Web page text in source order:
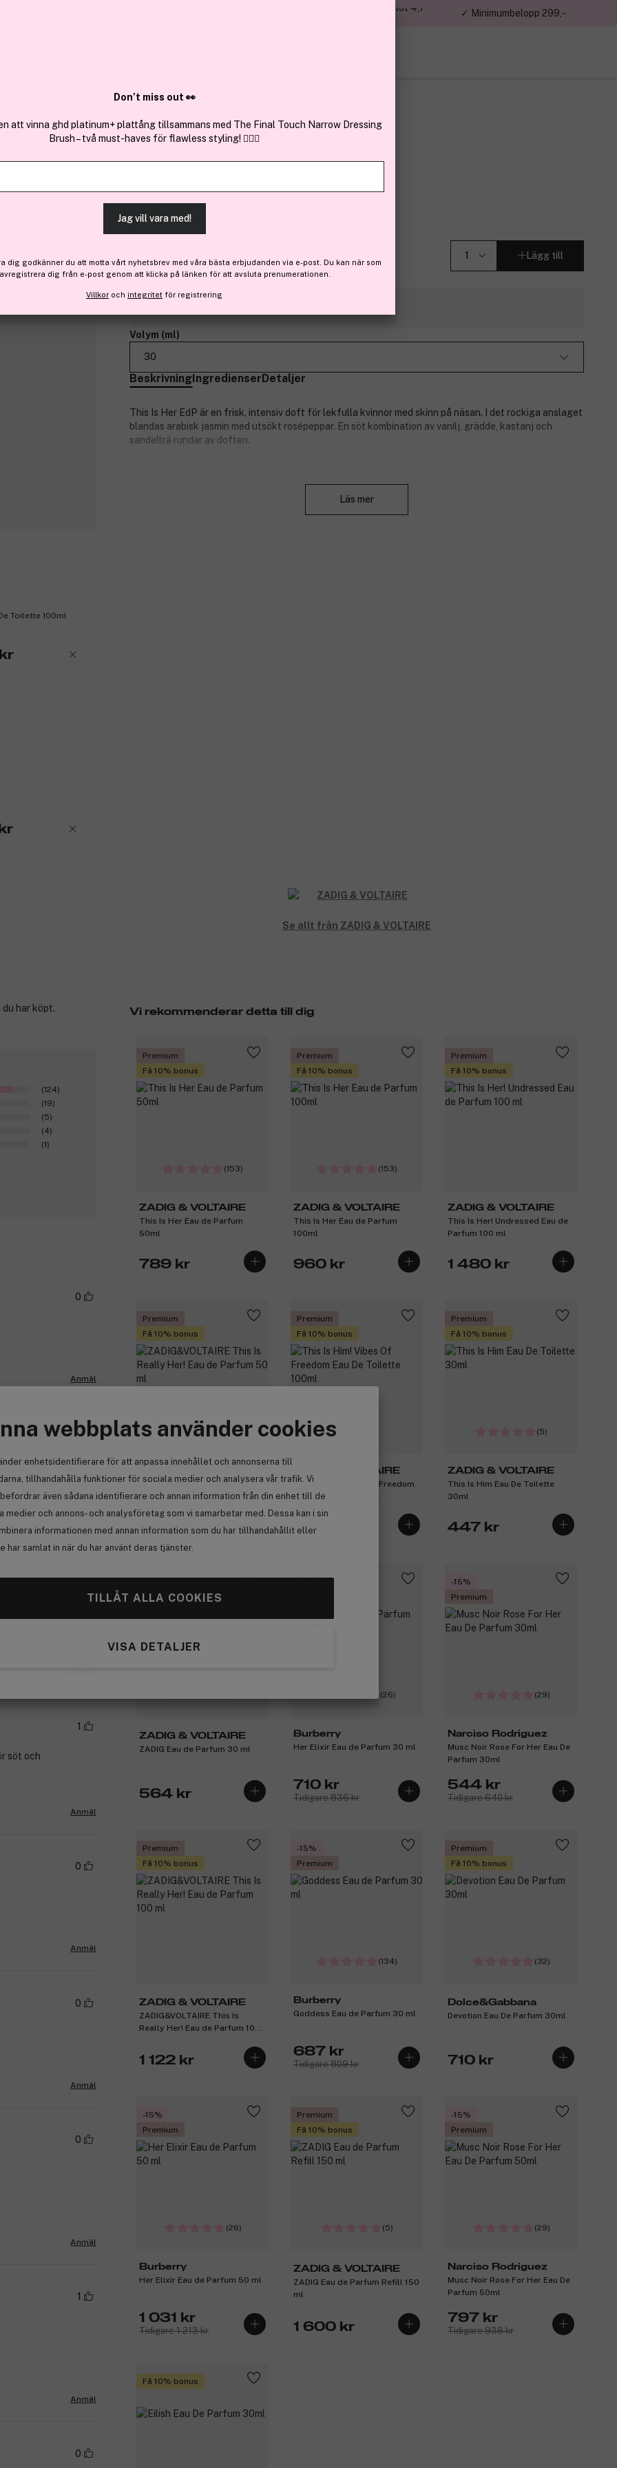
webbplats använder cookies
enhetsidentifierare för att anpassa innehållet och annonserna till
tillhandahålla funktioner för sociala medier och analysera vår trafik. Vi
även sådana identifierare och annan information från din enhet till de
medier och annons- och analysföretag som vi samarbetar med. Dessa kan i sin
informationen med annan information som du har tillhandahållit eller
har samlat in när du har använt deras tjänster.
TILLÅT ALLA COOKIES
VISA DETALJER
✓ Över 1,5 miljon kunder – Trustpilot 4,7
✓ Minimumbelopp 299,-
This Is Her Eau de Parfum 30ml
504 kr Lägg till
Volym (ml)
30
BeskrivningIngredienserDetaljer
This Is Her EdP är en frisk, intensiv doft för lekfulla kvinnor med skinn på näsan. I det rockiga anslaget
blandas arabisk jasmin med utsökt rosépeppar. En söt kombination av vanilj, grädde, kastanj och
sandelträ rundar av doften.
Hjärtnoter: kastanj, vanilj, vispgrädde.
Läs mer
Toilette 100ml
Se allt från ZADIG & VOLTAIRE
Vi rekommenderar detta till dig
Premium
Få 10% bonus
(153)
ZADIG & VOLTAIRE
This Is Her Eau de Parfum
50ml
789 kr
Premium
Få 10% bonus
(153)
ZADIG & VOLTAIRE
This Is Her Eau de Parfum
100ml
960 kr
Premium
Få 10% bonus
ZADIG & VOLTAIRE
This Is Her! Undressed Eau de
Parfum 100 ml
1 480 kr
Premium
Få 10% bonus
ZADIG&VOLTAIRE This Is
Really Her! Eau de Parfum 50
ml
978 kr
Premium
Få 10% bonus
ZADIG & VOLTAIRE
This Is Him! Vibes Of Freedom
Eau De Toilette 100ml
890 kr
Premium
Få 10% bonus
(5)
ZADIG & VOLTAIRE
This Is Him Eau De Toilette
30ml
447 kr
Få 10% bonus
ZADIG & VOLTAIRE
ZADIG Eau de Parfum 30 ml
564 kr
(26)
Burberry
Her Elixir Eau de Parfum 30 ml
710 kr
Tidigare 836 kr
-15%
Premium
(29)
Narciso Rodriguez
Musc Noir Rose For Her Eau De
Parfum 30ml
544 kr
Tidigare 640 kr
Premium
Få 10% bonus
ZADIG & VOLTAIRE
ZADIG&VOLTAIRE This Is
Really Her! Eau de Parfum 100
1 122 kr
-15%
Premium
(134)
Burberry
Goddess Eau de Parfum 30 ml
687 kr
Tidigare 809 kr
Premium
Få 10% bonus
(32)
Dolce&Gabbana
Devotion Eau De Parfum 30ml
710 kr
-15%
Premium
(26)
Burberry
Her Elixir Eau de Parfum 50 ml
1 031 kr
Tidigare 1 213 kr
Premium
Få 10% bonus
(5)
ZADIG & VOLTAIRE
ZADIG Eau de Parfum Refill 150
ml
1 600 kr
-15%
Premium
(29)
Narciso Rodriguez
Musc Noir Rose For Her Eau De
Parfum 50ml
797 kr
Tidigare 938 kr
Få 10% bonus
har köpt.
(124)
(19)
(5)
(4)
(1)
0
Anmäl
0
Anmäl
1
söt och
Anmäl
0
Anmäl
0
Anmäl
0
Anmäl
1
Anmäl
0
Don’t miss out 👀
att vinna ghd platinum+ plattång tillsammans med The Final Touch Narrow Dressing
Brush – två must-haves för flawless styling! 💇‍♀️✨
Jag vill vara med!
dig godkänner du att motta vårt nyhetsbrev med våra bästa erbjudanden via e-post. Du kan när som
dig från e-post genom att klicka på länken för att avsluta prenumerationen.
Villkor och integritet för registrering